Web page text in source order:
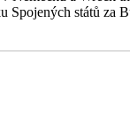
Spojených států za